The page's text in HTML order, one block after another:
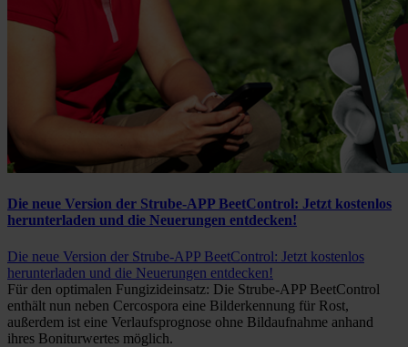
Die neue Version der Strube-APP BeetControl: Jetzt kostenlos
herunterladen und die Neuerungen entdecken!
Die neue Version der Strube-APP BeetControl: Jetzt kostenlos
herunterladen und die Neuerungen entdecken!
Für den optimalen Fungizideinsatz: Die Strube-APP BeetControl
enthält nun neben Cercospora eine Bilderkennung für Rost,
außerdem ist eine Verlaufsprognose ohne Bildaufnahme anhand
ihres Boniturwertes möglich.